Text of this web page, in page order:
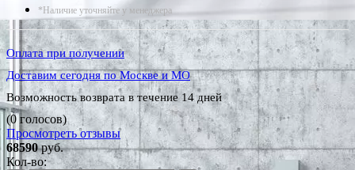
*Наличие уточняйте у менеджера
Оплата при получении
Доставим сегодня по Москве и МО
Возможность возврата в течение 14 дней
(0 голосов)
Просмотреть отзывы
68590руб.
Кол-во: